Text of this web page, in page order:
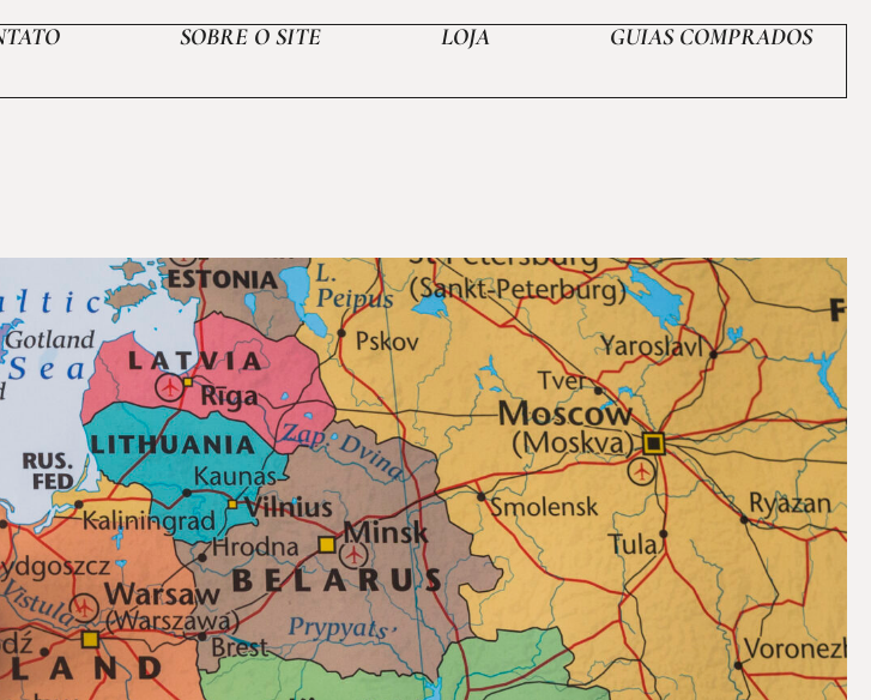
SOBRE O SITE LOJA GUIAS COMPRADOS